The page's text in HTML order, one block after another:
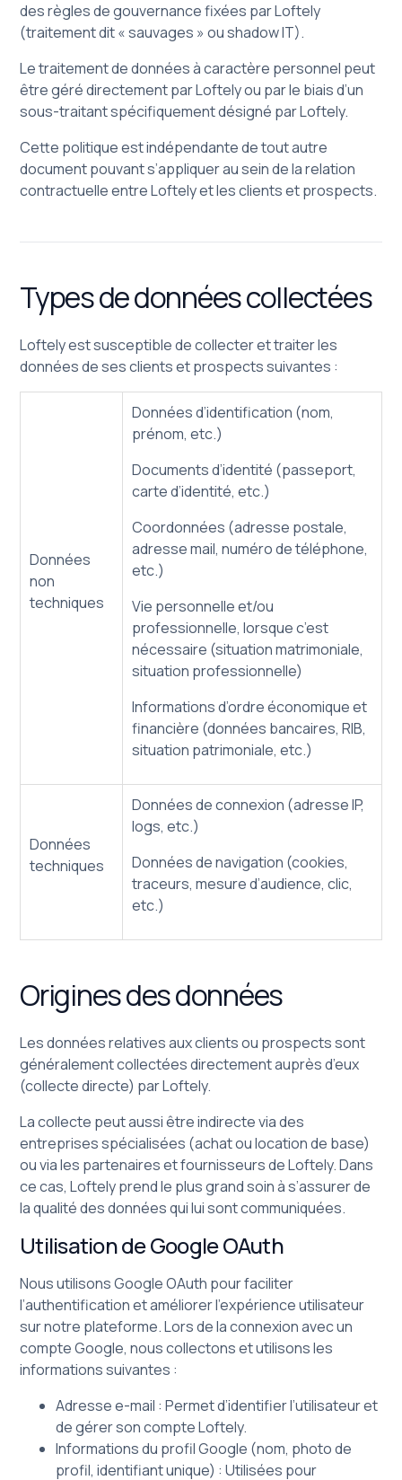
des règles de gouvernance fixées par Loftely
(traitement dit « sauvages » ou shadow IT).
Le traitement de données à caractère personnel peut
être géré directement par Loftely ou par le biais d’un
sous-traitant spécifiquement désigné par Loftely.
Cette politique est indépendante de tout autre
document pouvant s’appliquer au sein de la relation
contractuelle entre Loftely et les clients et prospects.
Types de données collectées
Loftely est susceptible de collecter et traiter les
données de ses clients et prospects suivantes :
Données
non
techniques
Données d’identification (nom,
prénom, etc.)
Documents d’identité (passeport,
carte d’identité, etc.)
Coordonnées (adresse postale,
adresse mail, numéro de téléphone,
etc.)
Vie personnelle et/ou
professionnelle, lorsque c’est
nécessaire (situation matrimoniale,
situation professionnelle)
Informations d’ordre économique et
financière (données bancaires, RIB,
situation patrimoniale, etc.)
Données
techniques
Données de connexion (adresse IP,
logs, etc.)
Données de navigation (cookies,
traceurs, mesure d’audience, clic,
etc.)
Origines des données
Les données relatives aux clients ou prospects sont
généralement collectées directement auprès d’eux
(collecte directe) par Loftely.
La collecte peut aussi être indirecte via des
entreprises spécialisées (achat ou location de base)
ou via les partenaires et fournisseurs de Loftely. Dans
ce cas, Loftely prend le plus grand soin à s’assurer de
la qualité des données qui lui sont communiquées.
Utilisation de Google OAuth
Nous utilisons Google OAuth pour faciliter
l’authentification et améliorer l’expérience utilisateur
sur notre plateforme. Lors de la connexion avec un
compte Google, nous collectons et utilisons les
informations suivantes :
Adresse e-mail : Permet d’identifier l’utilisateur et
de gérer son compte Loftely.
Informations du profil Google (nom, photo de
profil, identifiant unique) : Utilisées pour